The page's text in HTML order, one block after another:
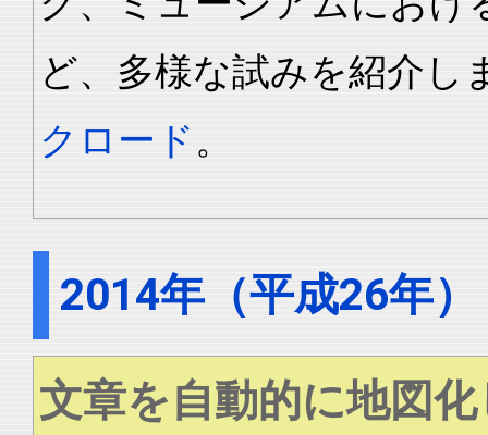
ど、多様な試みを紹介し
クロード。
2014年（平成26年）
文章を自動的に地図